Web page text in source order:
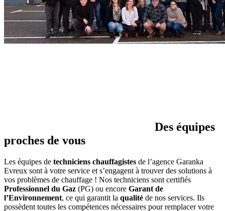
Des équipes
proches de vous
Les équipes de techniciens chauffagistes de l’agence Garanka
Evreux sont à votre service et s’engagent à trouver des solutions à
vos problèmes de chauffage ! Nos techniciens sont certifiés
Professionnel du Gaz (PG) ou encore Garant de
l’Environnement, ce qui garantit la qualité de nos services. Ils
possèdent toutes les compétences nécessaires pour remplacer votre